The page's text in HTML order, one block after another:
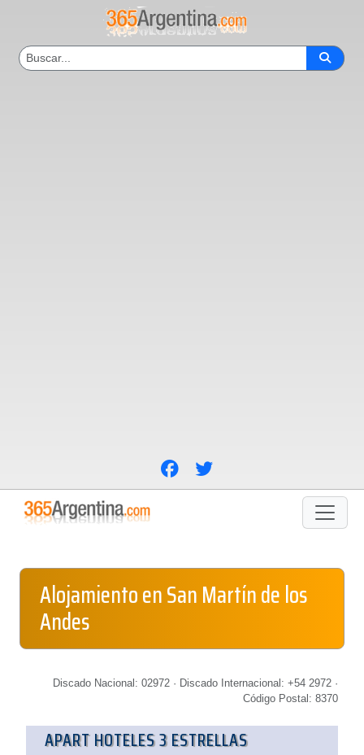
Alojamiento en San Martín de los
Andes
Discado Nacional: 02972 · Discado Internacional: +54 2972 ·
Código Postal: 8370
APART HOTELES 3 ESTRELLAS